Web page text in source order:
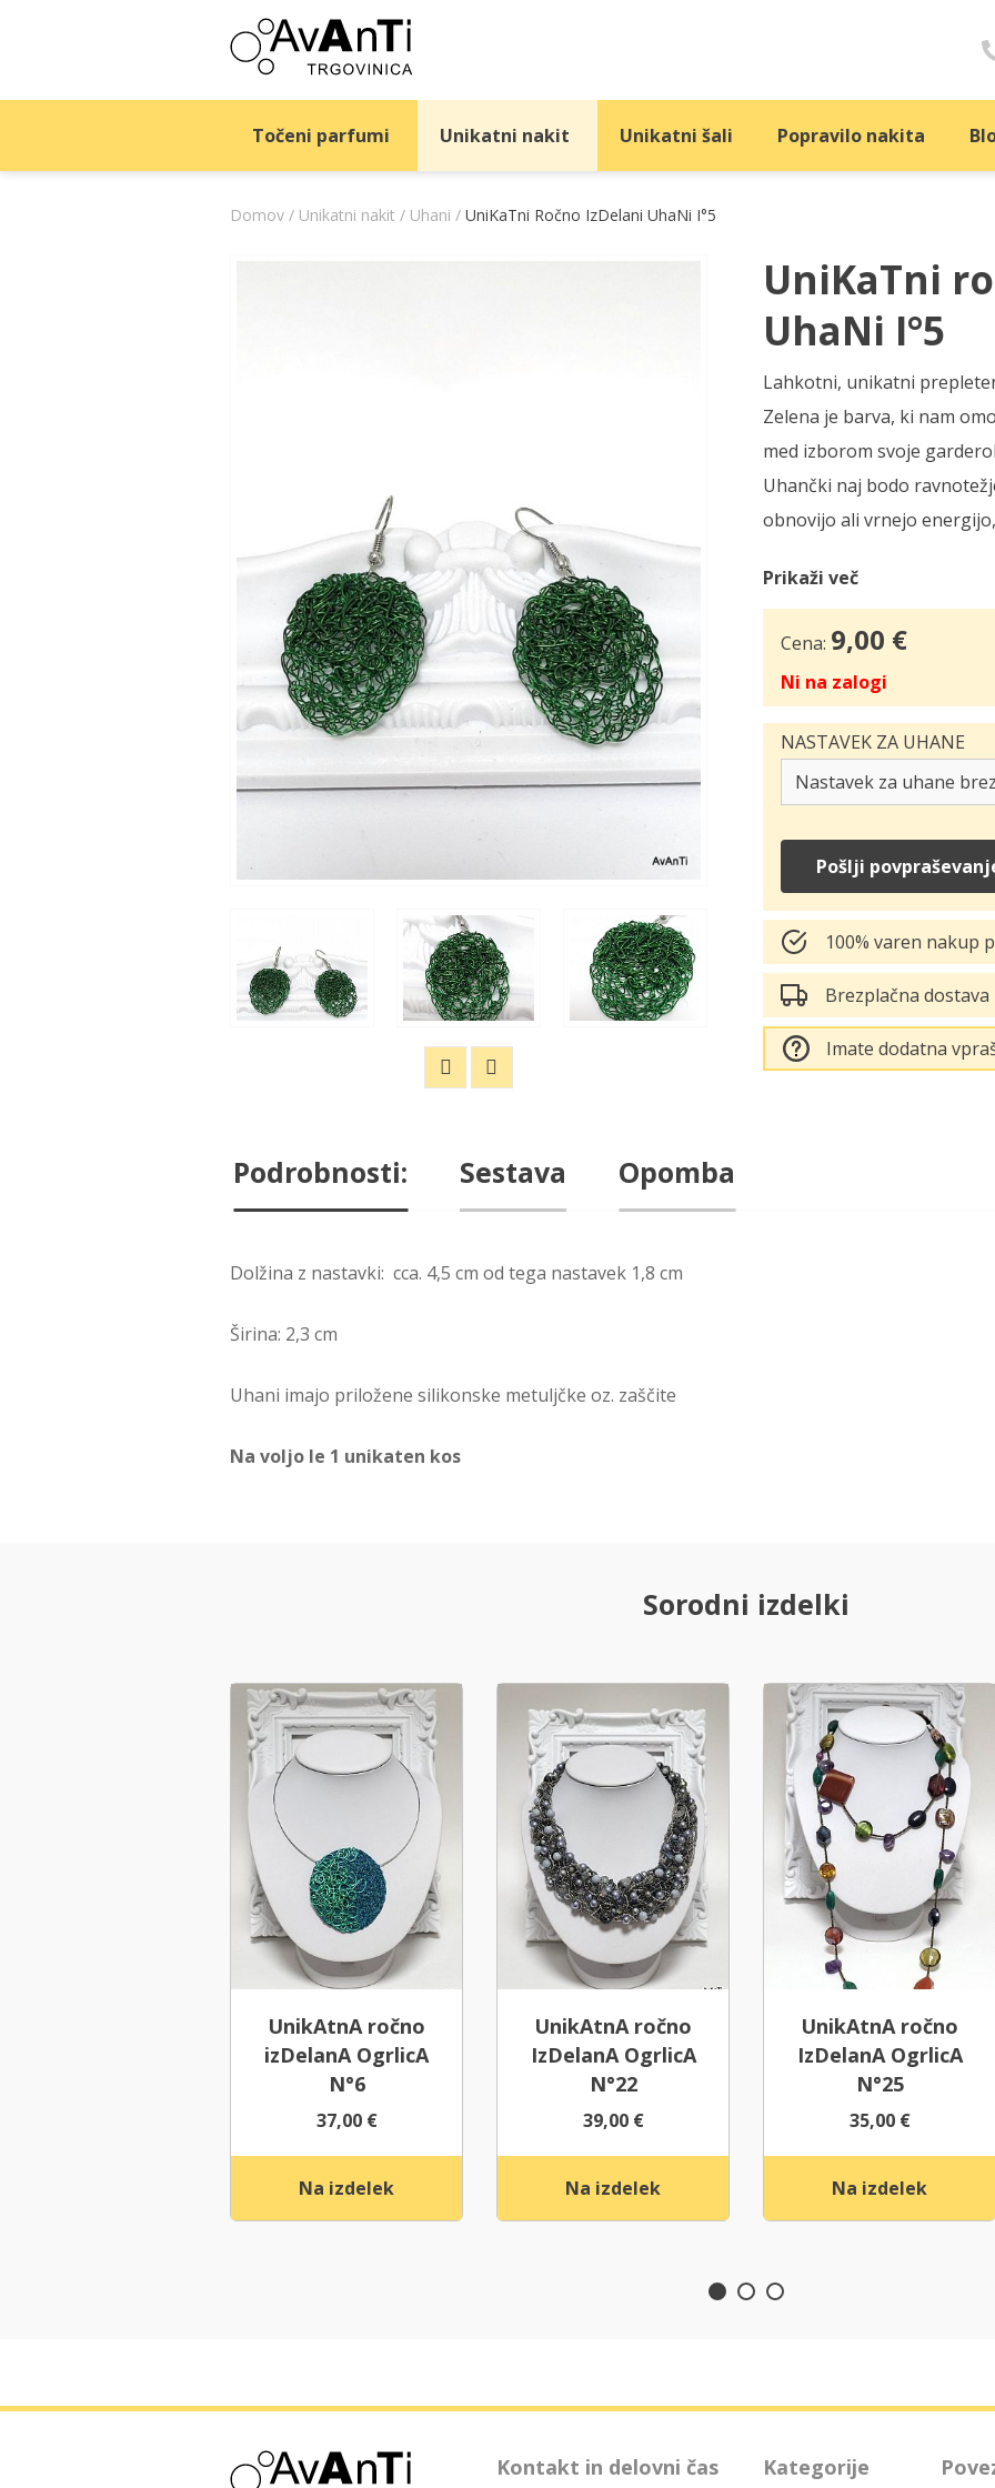
Točeni parfumi Unikatni nakit Unikatni šali Popravilo nakita
Domov / Unikatni nakit / Uhani / UniKaTni Ročno IzDelani UhaNi I°5
UniKaTni ročno IzDelani
UhaNi I°5
Lahkotni, unikatni
Zelena je barva, ki nam
med izborom svoje
Uhančki naj bodo
obnovijo ali vrnejo
Prikaži več
Cena: 9,00 €
Ni na zalogi
NASTAVEK ZA UHANE
Pošlji
100% varen nakup
Brezplačna
Imate dodatna
Podrobnosti: Sestava Opomba
Dolžina z nastavki: cca. 4,5 cm od tega nastavek 1,8 cm
Širina: 2,3 cm
Uhani imajo priložene silikonske metuljčke oz. zaščite
Na voljo le 1 unikaten kos
Sorodni izdelki
UnikAtnA ročno
izDelanA OgrlicA
N°6
37,00 €
Na izdelek
UnikAtnA ročno
IzDelanA OgrlicA
N°22
39,00 €
Na izdelek
UnikAtnA ročno
IzDelanA OgrlicA
N°25
35,00 €
Na izdelek
Kontakt in delovni čas Kategorije